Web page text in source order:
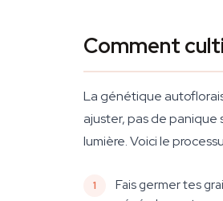
Comment
La génétique
ajuster, pas de panique
lumière. Voici le
Fais germer tes